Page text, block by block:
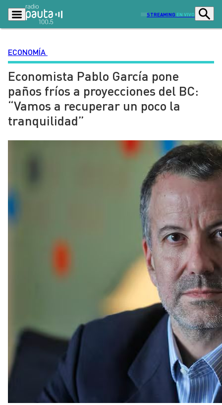
STREAMING EN VIVO
Podcasts Programas
Lo Último Actualidad
Ciudad Economía
Radio en vivo
Deportes
Opinión
ECONOMÍA
Economista Pablo García pone
paños fríos a proyecciones del BC:
“Vamos a recuperar un poco la
tranquilidad”